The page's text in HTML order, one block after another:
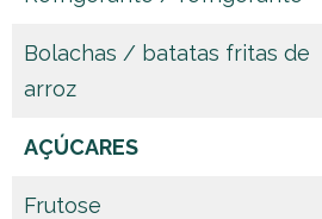
Bolachas / batatas fritas de
arroz
AÇÚCARES
Frutose